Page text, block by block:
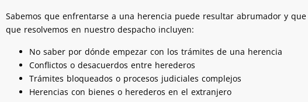
Sabemos que enfrentarse a una herencia puede resultar abrumador y que
que resolvemos en nuestro despacho incluyen:
No saber por dónde empezar con los trámites de una herencia
Conflictos o desacuerdos entre herederos
Trámites bloqueados o procesos judiciales complejos
Herencias con bienes o herederos en el extranjero